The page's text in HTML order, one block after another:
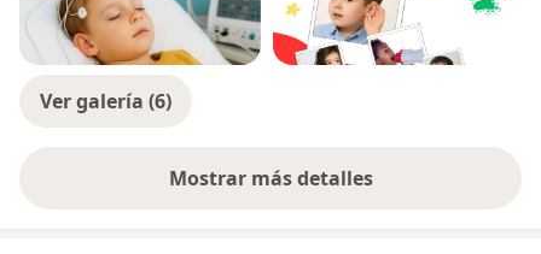
Ver galería (6)
Mostrar más detalles
sobre la experiencia